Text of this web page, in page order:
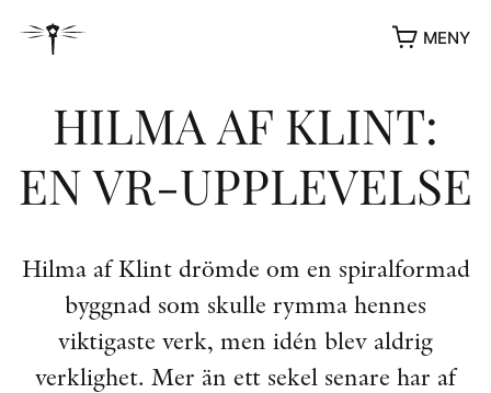
MENY
YUKIKO OCH PATRIK MÖTER
HILMA AF KLINT:
EN VR-UPPLEVELSE
Hilma af Klint drömde om en spiralformad
byggnad som skulle rymma hennes
viktigaste verk, men idén blev aldrig
verklighet. Mer än ett sekel senare har af